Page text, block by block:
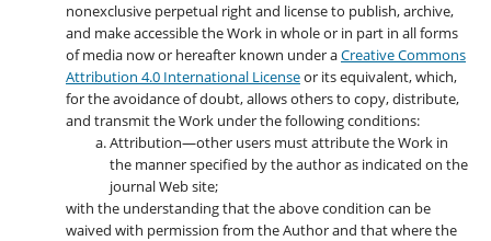
nonexclusive perpetual right and license to publish, archive,
and make accessible the Work in whole or in part in all forms
of media now or hereafter known under aCreative Commons
Attribution 4.0 International Licenseor its equivalent, which,
for the avoidance of doubt, allows others to copy, distribute,
and transmit the Work under the following conditions:
Attribution—other users must attribute the Work in
the manner specified by the author as indicated on the
journal Web site;
with the understanding that the above condition can be
waived with permission from the Author and that where the